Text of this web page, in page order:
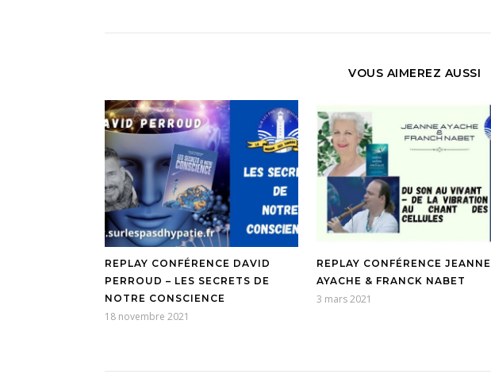
VOUS AIMEREZ AUSSI
REPLAY CONFÉRENCE DAVID
PERROUD – LES SECRETS DE
NOTRE CONSCIENCE
18 novembre 2021
REPLAY CONFÉRENCE JEANNE
AYACHE & FRANCK NABET
3 mars 2021